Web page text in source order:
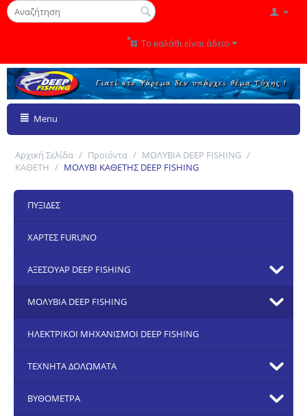
Το καλάθι είναι άδειο
Menu
Αρχική Σελίδα / Προϊόντα / ΜΟΛΥΒΙΑ DEEP FISHING /
ΚΑΘΕΤΗ / ΜΟΛΥΒΙ ΚΑΘΕΤΗΣ DEEP FISHING
ΠΥΞΙΔΕΣ
ΧΑΡΤΕΣ FURUNO
ΑΞΕΣΟΥΑΡ DEEP FISHING
ΜΟΛΥΒΙΑ DEEP FISHING
ΗΛΕΚΤΡΙΚΟΙ ΜΗΧΑΝΙΣΜΟΙ DEEP FISHING
ΤΕΧΝΗΤΑ ΔΟΛΩΜΑΤΑ
ΒΥΘΟΜΕΤΡΑ